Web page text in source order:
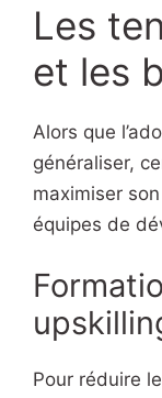
Les
et les
Alors que
généraliser,
maximiser
équipes de
Pour réduire